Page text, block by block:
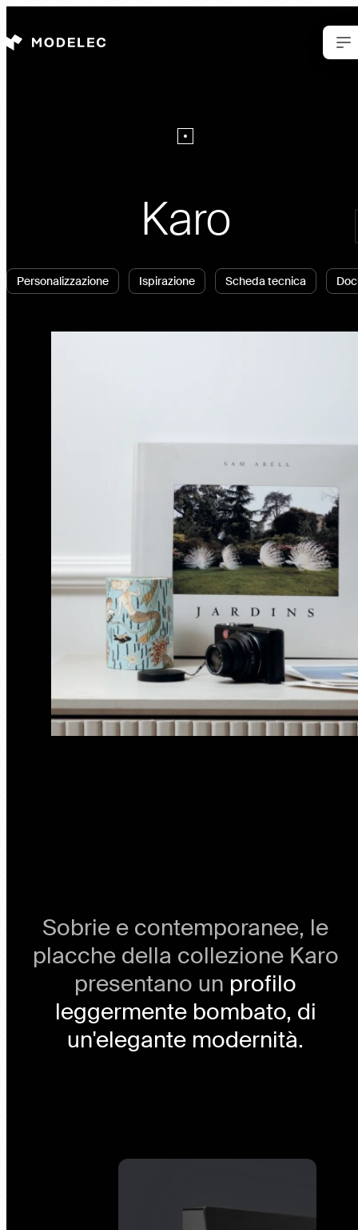
Karo
Karo
Karo
Personalizzazione Ispirazione Scheda tecnica
Sobrie e contemporanee, le
placche della collezione Karo
presentano un profilo
leggermente bombato, di
un'elegante modernità.
Cookies management panel